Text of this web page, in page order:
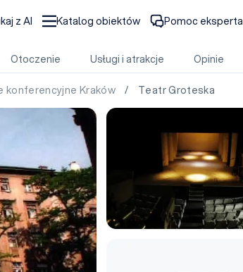
z AI Katalog obiektów Pomoc eksperta
Otoczenie Usługi i atrakcje Opinie
konferencyjne Kraków / Teatr Groteska